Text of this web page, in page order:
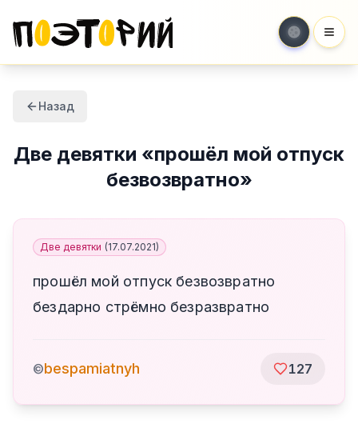
Назад
Две девятки «прошёл мой отпуск
безвозвратно»
Две девятки (17.07.2021)
прошёл мой отпуск безвозвратно
бездарно стрёмно безразвратно
©bespamiatnyh 127